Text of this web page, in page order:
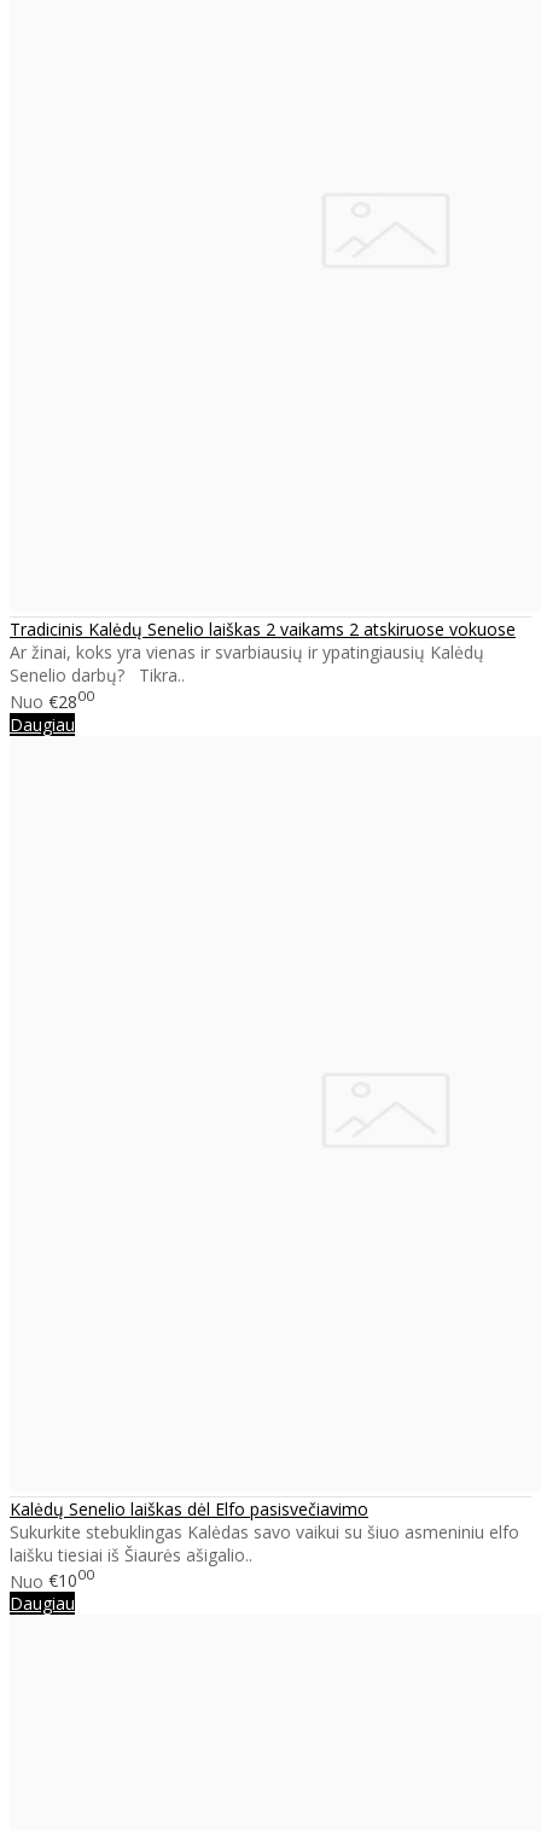
Tradicinis Kalėdų Senelio laiškas 2 vaikams 2 atskiruose vokuose
Ar žinai, koks yra vienas ir svarbiausių ir ypatingiausių Kalėdų
Senelio darbų? Tikra..
Nuo €2800
Daugiau
Kalėdų Senelio laiškas dėl Elfo pasisvečiavimo
Sukurkite stebuklingas Kalėdas savo vaikui su šiuo asmeniniu elfo
laišku tiesiai iš Šiaurės ašigalio..
Nuo €1000
Daugiau